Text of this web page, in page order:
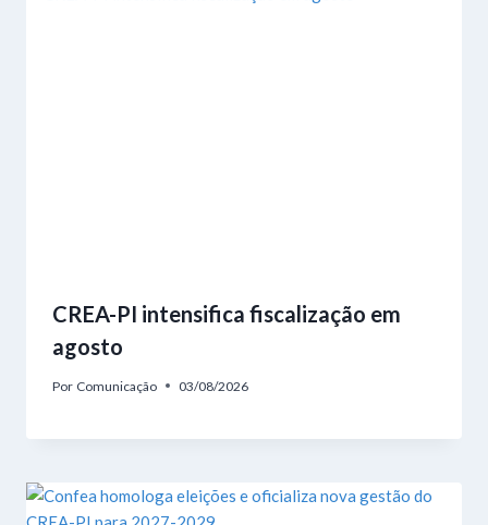
CREA-PI intensifica fiscalização em
agosto
Por Comunicação 03/08/2026